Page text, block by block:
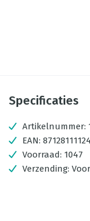
Specificaties
Artikelnummer:
EAN:
Voorraad: 1047
Verzending: